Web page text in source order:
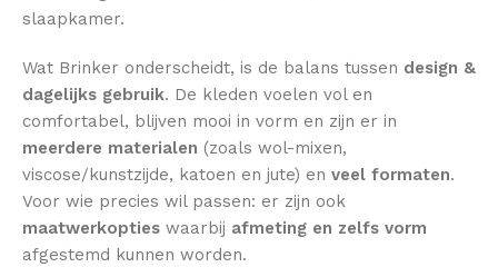
slaapkamer.
Wat Brinker onderscheidt, is de balans tussen design &
dagelijks gebruik. De kleden voelen vol en
comfortabel, blijven mooi in vorm en zijn er in
meerdere materialen (zoals wol-mixen,
viscose/kunstzijde, katoen en jute) en veel formaten.
Voor wie precies wil passen: er zijn ook
maatwerkopties waarbij afmeting en zelfs vorm
afgestemd kunnen worden.